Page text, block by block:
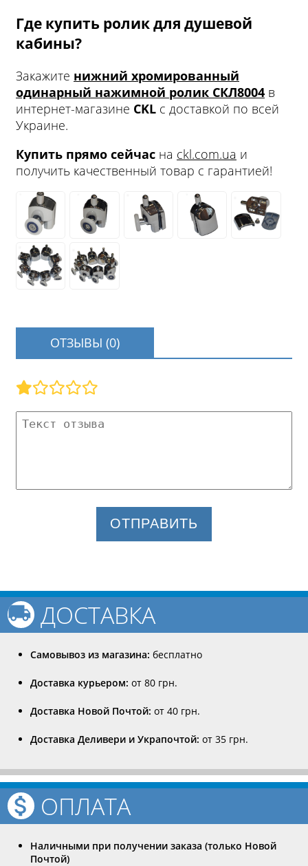
Где купить ролик для душевой
кабины?
Закажите нижний хромированный
одинарный нажимной ролик СКЛ8004 в
интернет-магазине CKL с доставкой по всей
Украине.
Купить прямо сейчас на ckl.com.ua и
получить качественный товар с гарантией!
ОТЗЫВЫ (0)
ОТПРАВИТЬ
ДОСТАВКА
Самовывоз из магазина: бесплатно
Доставка курьером: от 80 грн.
Доставка Новой Почтой: от 40 грн.
Доставка Деливери и Украпочтой: от 35 грн.
ОПЛАТА
Наличными при получении заказа (только Новой
Почтой)